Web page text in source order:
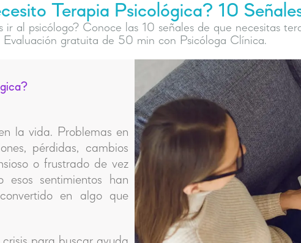
Terapia Psicológica? 10
ir al psicólogo? Conoce las 10 señales de que necesitas
Evaluación gratuita de 50 min con Psicóloga Clínica.
la vida. Problemas en
pérdidas, cambios
o frustrado de vez
esos sentimientos han
en algo que